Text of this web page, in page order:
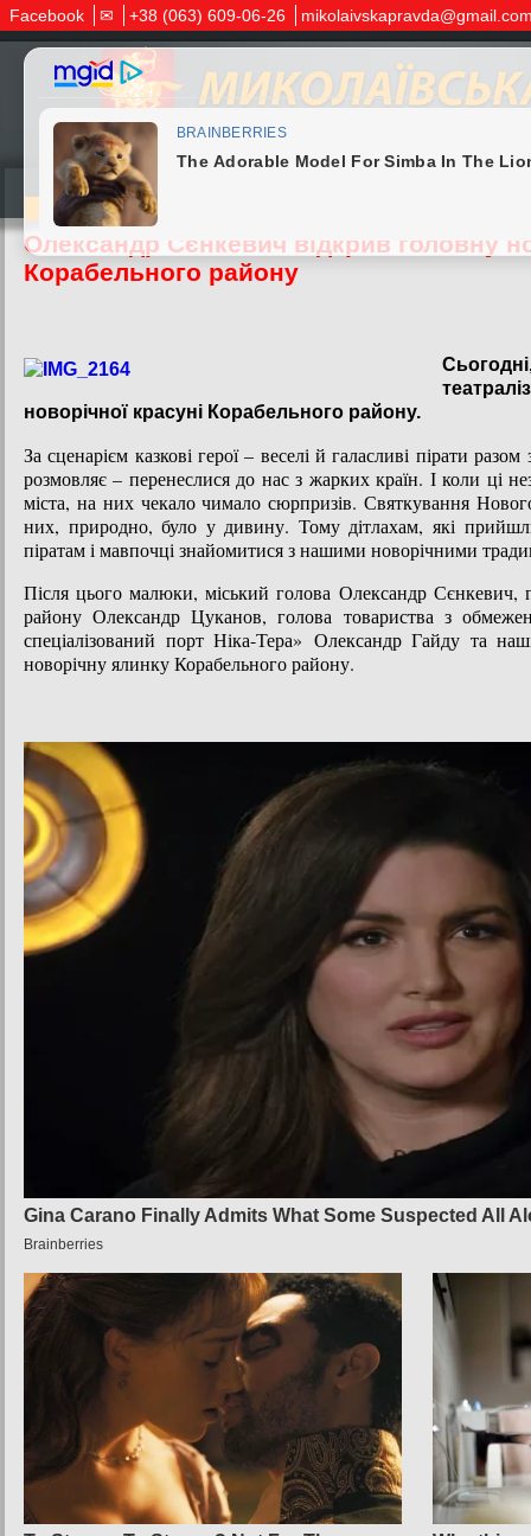
Facebook ✉ +38 (063) 609-06-26
22.12.2015
Олександр Сєнкевич відкрив головну
Корабельного району
новорічної красуні Корабельного району.
За сценарієм казкові герої – веселі й галасливі пірати
розмовляє – перенеслися до нас з жарких країн. І коли ці
міста, на них чекало чимало сюрпризів. Святкування
них, природно, було у дивину. Тому дітлахам, які
піратам і мавпочці знайомитися з нашими новорічними
Після цього малюки, міський голова Олександр Сєнкевич,
району Олександр Цуканов, голова товариства з
спеціалізований порт Ніка-Тера» Олександр Гайду та
новорічну ялинку Корабельного району.